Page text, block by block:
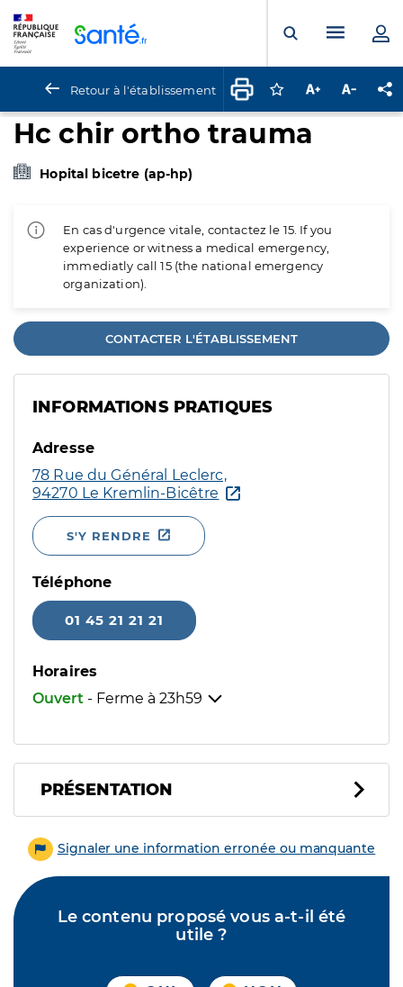
Ouvrir laMenu
Retour à l'établissement Connectez-vous
Augmenter la
Hc chir ortho trauma
Hopital bicetre (ap-hp)
En cas d'urgence vitale, contactez le 15. If you
experience or witness a medical emergency,
immediatly call 15 (the national emergency
organization).
CONTACTER L'ÉTABLISSEMENT
INFORMATIONS PRATIQUES
Adresse
78 Rue du Général Leclerc,
94270 Le Kremlin-Bicêtre
S'Y RENDRE
Téléphone
01 45 21 21 21
Horaires
Ouvert - Ferme à 23h59
PRÉSENTATION
Signaler une information erronée ou manquante
Le contenu proposé vous a-t-il été
utile ?